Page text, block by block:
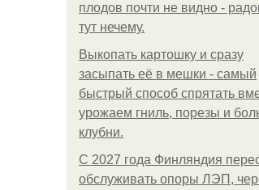
плодов почти не видно -
тут нечему.
Выкопать картошку и сразу
засыпать её в мешки - самый
быстрый способ спрятать
урожаем гниль, порезы и
клубни.
С 2027 года Финляндия
обслуживать опоры ЛЭП,